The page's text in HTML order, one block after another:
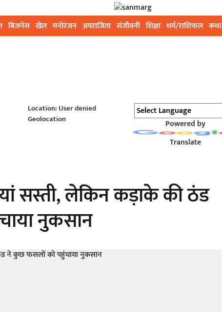
बिजनेस खेल मनोरंजन अपराजिता संजीवनी शिक्षा धर्म/राशिफल कथा
Location: User denied
Geolocation
Powered by
Translate
सस्ती, लेकिन कड़ाके की ठंड
नुकसान